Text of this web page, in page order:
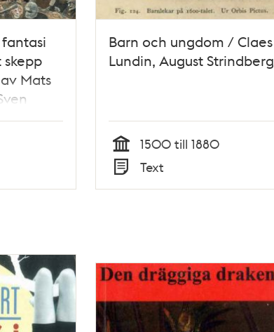
fantasi
Mats
Barn och ungdom / Claes
Lundin, August Strindberg
Tid
1500 till 1880
Typ
Text